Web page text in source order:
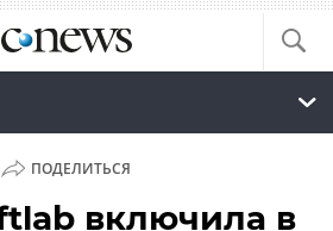
ПОДЕЛИТЬСЯ
включила в